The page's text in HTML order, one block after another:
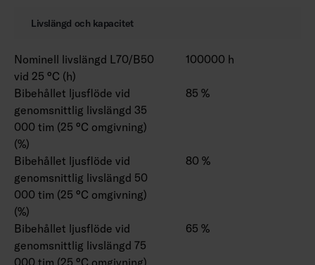
Livslängd och kapacitet
Nominell livslängd L70/B50
vid 25 °C (h)
100000 h
Bibehållet ljusflöde vid
genomsnittlig livslängd 35
000 tim (25 °C omgivning)
(%)
85 %
Bibehållet ljusflöde vid
genomsnittlig livslängd 50
000 tim (25 °C omgivning)
(%)
80 %
Bibehållet ljusflöde vid
genomsnittlig livslängd 75
000 tim (25 °C omgivning)
65 %